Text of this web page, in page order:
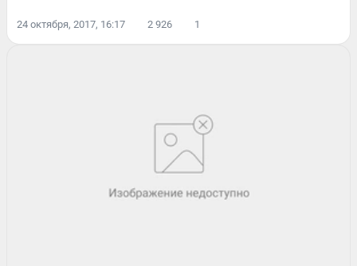
24 октября, 2017, 16:17 2 926 1